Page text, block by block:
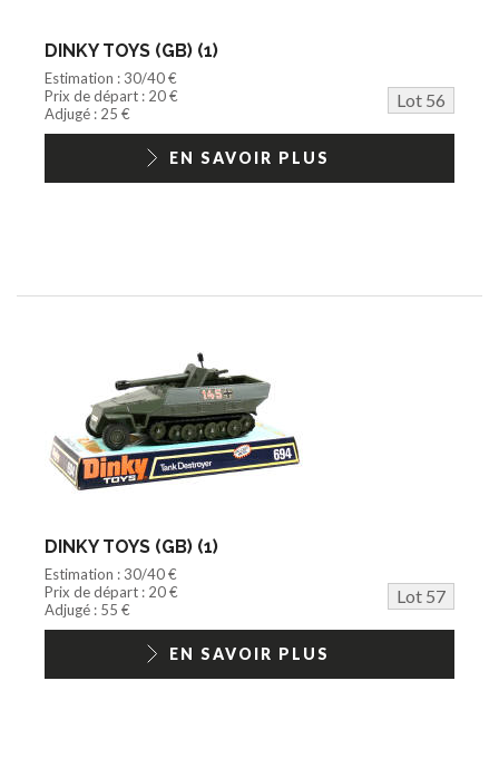
DINKY TOYS (GB) (1)
Estimation : 30/40 €
Prix de départ : 20 €
Lot 56
Adjugé : 25 €
EN SAVOIR PLUS
DINKY TOYS (GB) (1)
Estimation : 30/40 €
Prix de départ : 20 €
Lot 57
Adjugé : 55 €
EN SAVOIR PLUS